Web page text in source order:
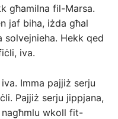
għamilna fil-Marsa.
jaf biha, iżda għal
solvejnieha. Hekk qed
iva.
Imma pajjiż serju
Pajjiż serju jippjana,
wkoll fit-